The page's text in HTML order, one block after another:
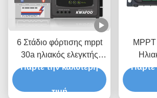
6 Στάδιο φόρτισης mppt
30a ηλιακός ελεγκτής
φόρτισης
Πάρτε την καλύτερη
τιμή
Πάρτε